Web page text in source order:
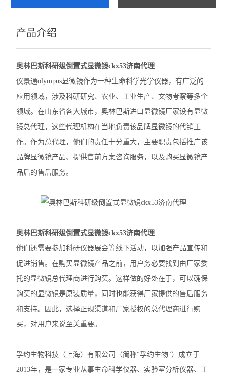
Leica徕卡A60 F体视显微镜
Leica徕卡M165 C体视显微镜
Leica徕卡M50体视显微镜
奥林巴斯BX63生物显微镜
徕卡M125 C体视显微镜
徕卡DM2500生物显微镜
Nikon尼康SMZ25体视显微镜
Nikon尼康LV100N POL生物显微镜
Nikon尼康SMZ1270体视显微镜
奥林巴斯SZX10体视显微镜
产品介绍
奥林巴斯科研级倒置式显微镜ckx53济南代理
仪景通olympus显微镜作为一种生命科学光学仪器，有广泛的
应用领域，涉及科研研究、农业、工业生产、文物考察等多个
领域。在山东省各大城市，奥林巴斯进口显微镜厂家设有显微
镜总代理，这些代理机构在当地负责该品牌显微镜的代销工
作。作为总代理，他们的责任十分重大，主要职责包括推广该
品牌显微镜产品、提供售前方案咨询服务，以及购买显微镜产
品后的售后服务。
奥林巴斯科研级倒置式显微镜ckx53济南代理
他们还需要参加科研仪器展会等线下活动，以加强产品宣传和
促进销售。在购买显微镜产品之前，用户务必要找到由厂家委
托的显微镜总代理商进行购买。这样做的好处在于，可以确保
购买的显微镜是原装质量，同时也能获得厂家提供的售后服务
和支持。因此，选择正规渠道和厂家授权的总代理商进行购
买，对用户来说至关重要。
孚约生物科技（上海）有限公司（简称“孚约生物"）成立于
2013年，是一家专业从事生命科学仪器、实验室分析仪器、工